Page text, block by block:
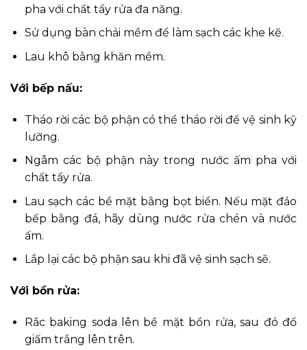
pha với chất tẩy rửa đa năng.
Sử dụng bàn chải mềm để làm sạch các khe kẽ.
Lau khô bằng khăn mềm.
Với bếp nấu:
Tháo rời các bộ phận có thể tháo rời để vệ sinh kỹ
lưỡng.
Ngâm các bộ phận này trong nước ấm pha với
chất tẩy rửa.
Lau sạch các bề mặt bằng bọt biển. Nếu mặt đảo
bếp bằng đá, hãy dùng nước rửa chén và nước
ấm.
Lắp lại các bộ phận sau khi đã vệ sinh sạch sẽ.
Với bồn rửa:
Rắc baking soda lên bề mặt bồn rửa, sau đó đổ
giấm trắng lên trên.